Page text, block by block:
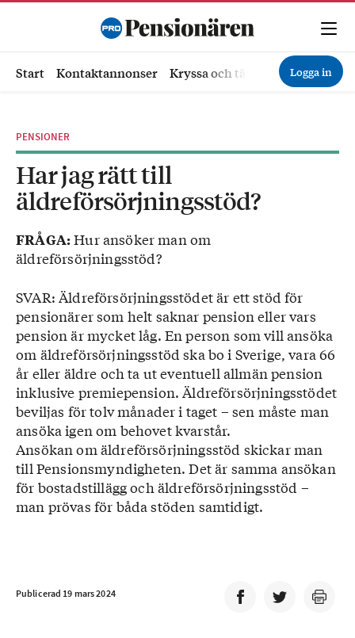
Start Kontaktannonser Kryssa och tävla Ekonomi
Logga in
PENSIONER
Har jag rätt till
äldreförsörjningsstöd?
FRÅGA:Hur ansöker man om
äldreförsörjningsstöd?
SVAR: Äldreförsörjningsstödet är ett stöd för
pensionärer som helt saknar pension eller vars
pension är mycket låg. En person som vill ansöka
om äldreförsörjningsstöd ska bo i Sverige, vara 66
år eller äldre och ta ut eventuell allmän pension
inklusive premiepension. Äldreförsörjningsstödet
beviljas för tolv månader i taget – sen måste man
ansöka igen om behovet kvarstår.
Ansökan om äldreförsörjningsstöd skickar man
till Pensionsmyndigheten. Det är samma ansökan
för bostadstillägg och äldreförsörjningsstöd –
man prövas för båda stöden samtidigt.
Publicerad 19 mars 2024